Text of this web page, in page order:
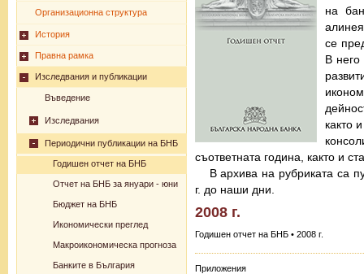
Организационна структура
История
Правна рамка
Изследвания и публикации
Въведение
Изследвания
Периодични публикации на БНБ
Годишен отчет на БНБ
Отчет на БНБ за януари - юни
Бюджет на БНБ
Икономически преглед
Макроикономическа прогноза
Банките в България
на
се
В
както
съответната година, както и
В архива на рубриката са
г. до наши дни.
2008 г.
Годишен отчет на БНБ • 2008 г.
Приложения